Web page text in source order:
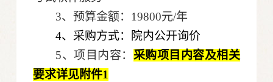
3、预算金额：19800元/年
4、采购方式：院内公开询价
5、项目内容： 采购项目内容及相关
要求详见附件1